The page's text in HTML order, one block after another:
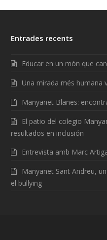
Entrades recents
Educar en un món que
Una mirada més humana
Manyanet Blanes:
El patio del colegio
resultados en inclusión
Entrevista amb Marc
Manyanet Sant Andreu,
el bullying